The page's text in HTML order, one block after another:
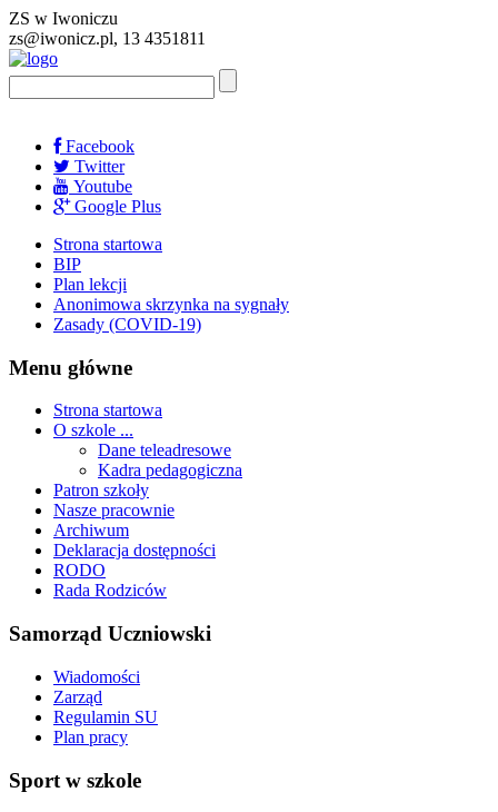
ZS w Iwoniczu
zs@iwonicz.pl, 13 4351811
Facebook
Twitter
Youtube
Google Plus
Strona startowa
BIP
Plan lekcji
Anonimowa skrzynka na sygnały
Zasady (COVID-19)
Menu główne
Strona startowa
O szkole ...
Dane teleadresowe
Kadra pedagogiczna
Patron szkoły
Nasze pracownie
Archiwum
Deklaracja dostępności
RODO
Rada Rodziców
Samorząd Uczniowski
Wiadomości
Zarząd
Regulamin SU
Plan pracy
Sport w szkole